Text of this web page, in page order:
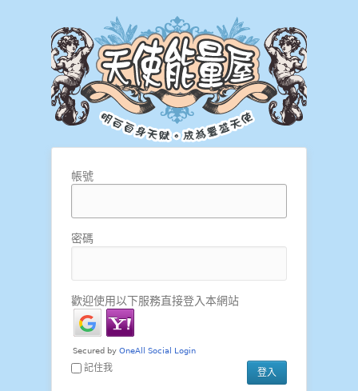
帳號
密碼
歡迎使用以下服務直接登入本網站
記住我